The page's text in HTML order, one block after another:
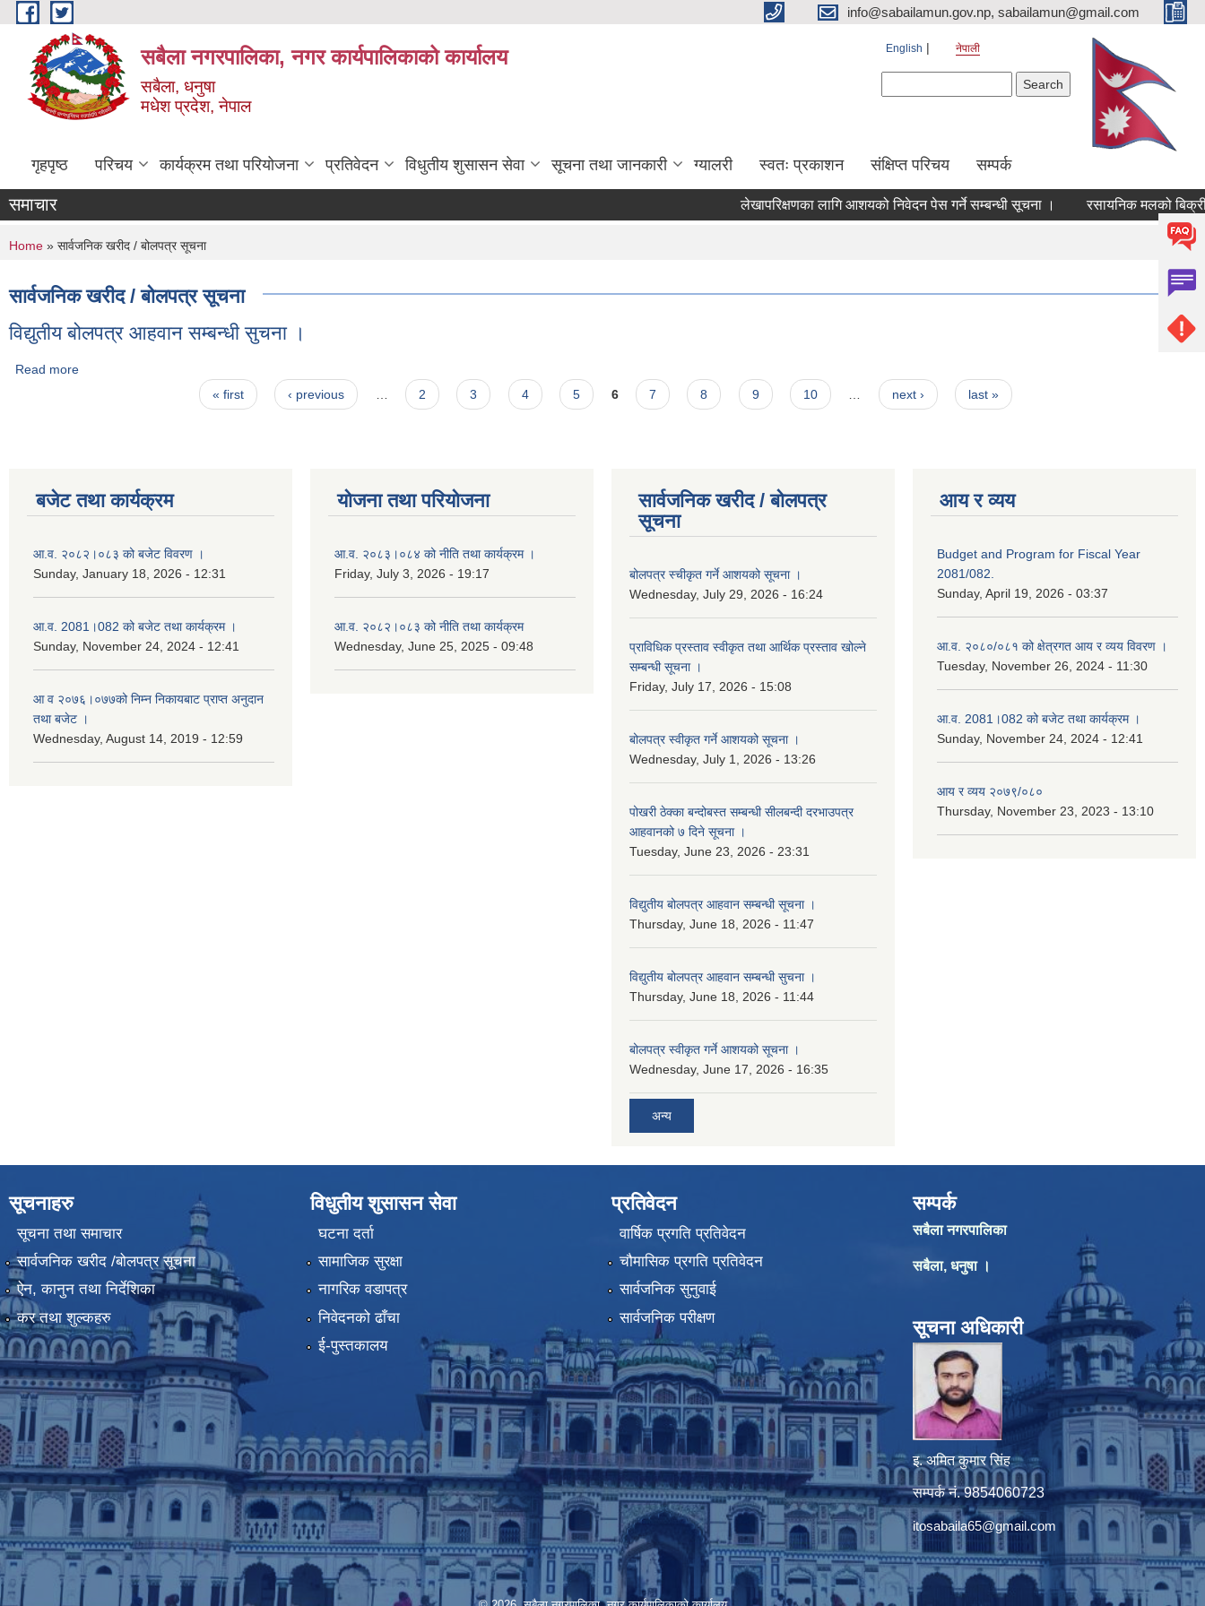
Skip to main content info@sabailamun.gov.np, sabailamun@gmail.com
सबैला नगरपालिका, नगर कार्यपालिकाको कार्यालय
सबैला, धनुषा
मधेश प्रदेश, नेपाल
English नेपाली
गृहपृष्ठ परिचय कार्यक्रम तथा परियोजना प्रतिवेदन विधुतीय शुसासन सेवा सूचना तथा जानकारी ग्यालरी स्वतः प्रकाशन संक्षिप्त परिचय सम्पर्क
समाचार लेखापरिक्षणका लागि आशयको निवेदन पेस गर्ने सम्बन्धी सूचना । रसायनिक मलको बिक्री
You are here
Home » सार्वजनिक खरीद / बोलपत्र सूचना
सार्वजनिक खरीद / बोलपत्र सूचना
विद्युतीय बोलपत्र आहवान सम्बन्धी सुचना ।
Read more
« first ‹ previous 2 3 4 5 6 7 8 9 10 next › last »
बजेट तथा कार्यक्रम
आ.व. २०८२।०८३ को बजेट विवरण ।
Sunday, January 18, 2026 - 12:31
आ.व. 2081।082 को बजेट तथा कार्यक्रम ।
Sunday, November 24, 2024 - 12:41
आ‌ व २०७६।०७७को निम्न निकायबाट प्राप्त अनुदान
तथा बजेट ।
Wednesday, August 14, 2019 - 12:59
योजना तथा परियोजना
आ.व. २०८३।०८४ को नीति तथा कार्यक्रम ।
Friday, July 3, 2026 - 19:17
आ.व. २०८२।०८३ को नीति तथा कार्यक्रम
Wednesday, June 25, 2025 - 09:48
सार्वजनिक खरीद / बोलपत्र
सूचना
बोलपत्र स्चीकृत गर्ने आशयको सूचना ।
Wednesday, July 29, 2026 - 16:24
प्राविधिक प्रस्ताव स्वीकृत तथा आर्थिक प्रस्ताव खोल्ने
सम्बन्धी सूचना ।
Friday, July 17, 2026 - 15:08
बोलपत्र स्वीकृत गर्ने आशयको सूचना ।
Wednesday, July 1, 2026 - 13:26
पोखरी ठेक्का बन्दोबस्त सम्बन्धी सीलबन्दी दरभाउपत्र
आहवानको ७ दिने सूचना ।
Tuesday, June 23, 2026 - 23:31
विद्युतीय बोलपत्र आहवान सम्बन्धी सूचना ।
Thursday, June 18, 2026 - 11:47
विद्युतीय बोलपत्र आहवान सम्बन्धी सुचना ।
Thursday, June 18, 2026 - 11:44
बोलपत्र स्वीकृत गर्ने आशयको सूचना ।
Wednesday, June 17, 2026 - 16:35
अन्य
आय र व्यय
Budget and Program for Fiscal Year
2081/082.
Sunday, April 19, 2026 - 03:37
आ.व. २०८०/०८१ को क्षेत्रगत आय र व्यय विवरण ।
Tuesday, November 26, 2024 - 11:30
आ.व. 2081।082 को बजेट तथा कार्यक्रम ।
Sunday, November 24, 2024 - 12:41
आय र व्यय २०७९/०८०
Thursday, November 23, 2023 - 13:10
सूचनाहरु
सूचना तथा समाचार
सार्वजनिक खरीद /बोलपत्र सूचना
ऐन, कानुन तथा निर्देशिका
कर तथा शुल्कहरु
विधुतीय शुसासन सेवा
घटना दर्ता
सामाजिक सुरक्षा
नागरिक वडापत्र
निवेदनको ढाँचा
ई-पुस्तकालय
प्रतिवेदन
वार्षिक प्रगति प्रतिवेदन
चौमासिक प्रगति प्रतिवेदन
सार्वजनिक सुनुवाई
सार्वजनिक परीक्षण
सम्पर्क
सबैला नगरपालिका
सबैला, धनुषा ।
सूचना अधिकारी
इ. अमित कुमार सिंह
सम्पर्क नं. 9854060723
itosabaila65@gmail.com